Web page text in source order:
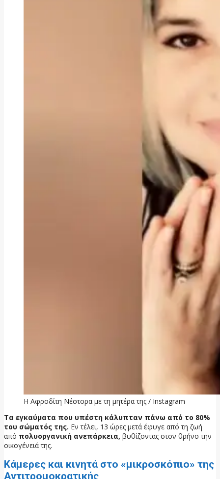
Η Αφροδίτη Νέστορα με τη μητέρα της / Instagram
Τα εγκαύματα που υπέστη κάλυπταν πάνω από το 80%
του σώματός της. Εν τέλει, 13 ώρες μετά έφυγε από τη ζωή
από πολυοργανική ανεπάρκεια, βυθίζοντας στον θρήνο την
οικογένειά της.
Κάμερες και κινητά στο «μικροσκόπιο» της
Αντιτρομοκρατικής